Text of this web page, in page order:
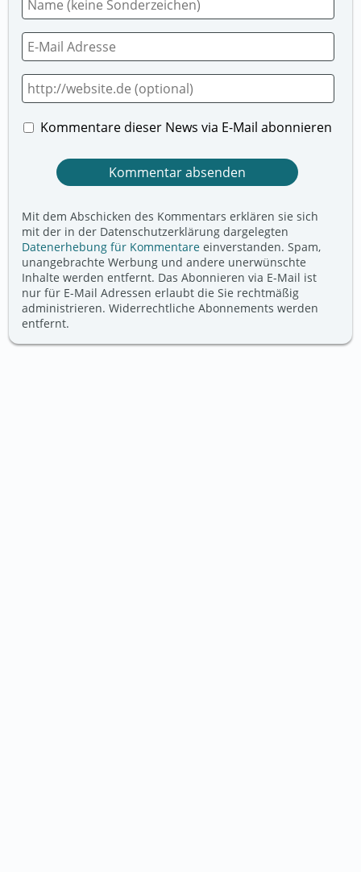
Kommentare dieser News via E-Mail abonnieren
Mit dem Abschicken des Kommentars erklären sie sich
mit der in der Datenschutzerklärung dargelegten
Datenerhebung für Kommentare einverstanden. Spam,
unangebrachte Werbung und andere unerwünschte
Inhalte werden entfernt. Das Abonnieren via E-Mail ist
nur für E-Mail Adressen erlaubt die Sie rechtmäßig
administrieren. Widerrechtliche Abonnements werden
entfernt.